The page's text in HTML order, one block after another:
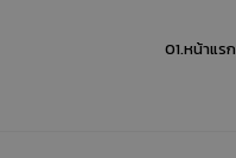
01.หน้าแรก